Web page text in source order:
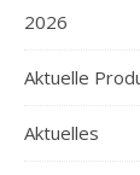
2026
Aktuelle
Aktuelles